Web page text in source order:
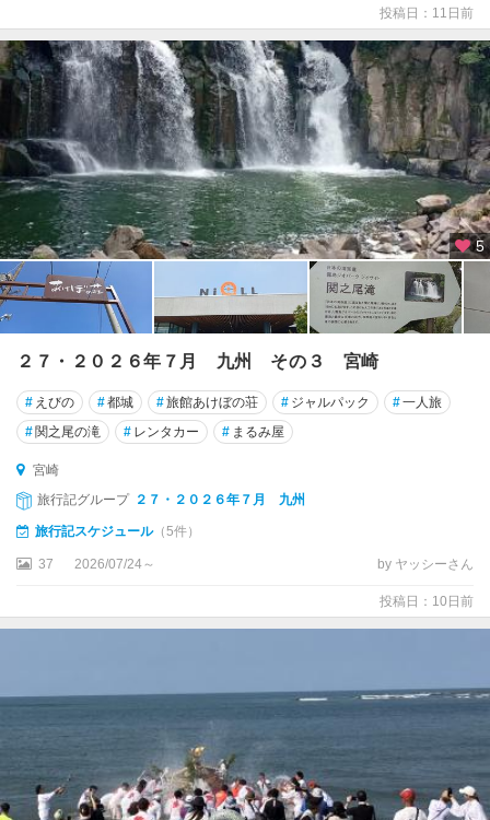
投稿日：11日前
5
２７・２０２６年７月 九州 その３ 宮崎
# えびの #都城 #旅館あけぼの荘 # ジャルパック #一人旅
# 関之尾の滝 # レンタカー # まるみ屋
宮崎
旅行記グループ ２７・２０２６年７月 九州
旅行記スケジュール（5件）
37 2026/07/24～ by ヤッシーさん
投稿日：10日前